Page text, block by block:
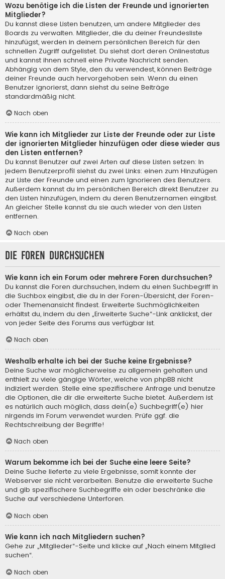
Wozu benötige ich die Listen der Freunde und ignorierten
Mitglieder?
Du kannst diese Listen benutzen, um andere Mitglieder des
Boards zu verwalten. Mitglieder, die du deiner Freundesliste
hinzufügst, werden in deinem persönlichen Bereich für den
schnellen Zugriff aufgelistet. Du siehst dort deren Onlinestatus
und kannst ihnen schnell eine Private Nachricht senden.
Abhängig von dem Style, den du verwendest, können Beiträge
deiner Freunde auch hervorgehoben sein. Wenn du einen
Benutzer ignorierst, dann siehst du seine Beiträge
standardmäßig nicht.
Nach oben
Wie kann ich Mitglieder zur Liste der Freunde oder zur Liste
der ignorierten Mitglieder hinzufügen oder diese wieder aus
den Listen entfernen?
Du kannst Benutzer auf zwei Arten auf diese Listen setzen: In
jedem Benutzerprofil siehst du zwei Links: einen zum Hinzufügen
zur Liste der Freunde und einen zum Ignorieren des Benutzers.
Außerdem kannst du im persönlichen Bereich direkt Benutzer zu
den Listen hinzufügen, indem du deren Benutzernamen eingibst.
An gleicher Stelle kannst du sie auch wieder von den Listen
entfernen.
Nach oben
Die Foren durchsuchen
Wie kann ich ein Forum oder mehrere Foren durchsuchen?
Du kannst die Foren durchsuchen, indem du einen Suchbegriff in
die Suchbox eingibst, die du in der Foren-Übersicht, der Foren-
oder Themenansicht findest. Erweiterte Suchmöglichkeiten
erhältst du, indem du den „Erweiterte Suche“-Link anklickst, der
von jeder Seite des Forums aus verfügbar ist.
Nach oben
Weshalb erhalte ich bei der Suche keine Ergebnisse?
Deine Suche war möglicherweise zu allgemein gehalten und
enthielt zu viele gängige Wörter, welche von phpBB nicht
indiziert werden. Stelle eine spezifischere Anfrage und benutze
die Optionen, die dir die erweiterte Suche bietet. Außerdem ist
es natürlich auch möglich, dass dein(e) Suchbegriff(e) hier
nirgends im Forum verwendet wurden. Prüfe ggf. die
Rechtschreibung der Begriffe!
Nach oben
Warum bekomme ich bei der Suche eine leere Seite?
Deine Suche lieferte zu viele Ergebnisse, somit konnte der
Webserver sie nicht verarbeiten. Benutze die erweiterte Suche
und gib spezifischere Suchbegriffe ein oder beschränke die
Suche auf verschiedene Unterforen.
Nach oben
Wie kann ich nach Mitgliedern suchen?
Gehe zur „Mitglieder“-Seite und klicke auf „Nach einem Mitglied
suchen“.
Nach oben